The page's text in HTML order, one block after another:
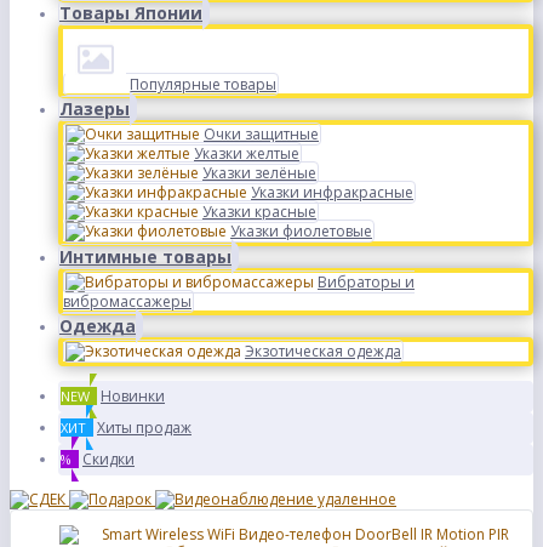
Товары Японии
Популярные товары
Лазеры
Очки защитные
Указки желтые
Указки зелёные
Указки инфракрасные
Указки красные
Указки фиолетовые
Интимные товары
Вибраторы и
вибромассажеры
Одежда
Экзотическая одежда
NEW Новинки
ХИТ Хиты продаж
% Скидки